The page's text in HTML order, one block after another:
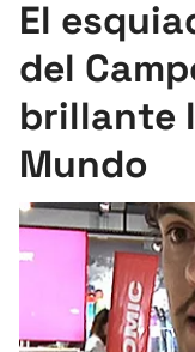
Pelota
Remo
Ciclismo
Herri-kirolak
El
del
brillante
Mundo